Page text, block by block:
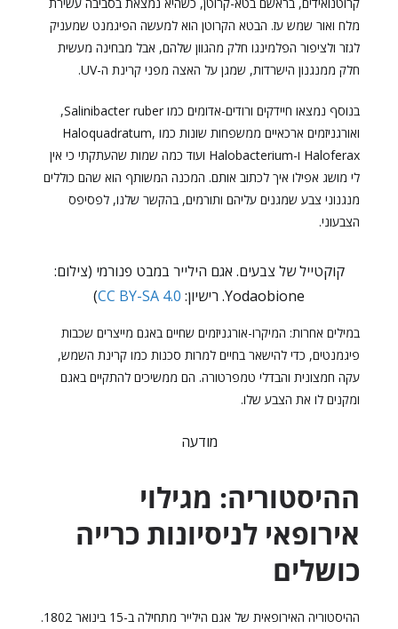
מלח ואור שמש עז. הבטא הקרוטן הוא למעשה הפיגמנט שמעניק
לגזר ולציפור הפלמינגו חלק מהגוון שלהם, אבל מבחינה מעשית
חלק ממנגנון הישרדות, שמגן על האצה מפני קרינת ה-UV.
בנוסף נמצאו חיידקים ורודים-אדומים כמו Salinibacter ruber,
ואורגניזמים ארכאיים ממשפחות שונות כמו Haloquadratum,
Haloferax ו-Halobacterium ועוד כמה שמות שהעתקתי כי אין
לי מושג אפילו איך לכתוב אותם. המכנה המשותף הוא שהם כוללים
מנגנוני צבע שמגנים עליהם ותורמים, בהקשר שלנו, לפסיפס
הצבעוני.
קוקטייל של צבעים. אגם הילייר במבט פנורמי (צילום:
Yodaobione. רישיון:
CC BY-SA 4.0
)
במילים אחרות: המיקרו-אורגניזמים שחיים באגם מייצרים שכבות
פיגמנטים, כדי להישאר בחיים למרות סכנות כמו קרינת השמש,
עקה חמצונית והבדלי טמפרטורה. הם ממשיכים להתקיים באגם
ומקנים לו את הצבע שלו.
מודעה
ההיסטוריה: מגילוי
אירופאי לניסיונות כרייה
כושלים
ההיסטוריה האירופאית של אגם הילייר מתחילה ב-15 בינואר 1802.